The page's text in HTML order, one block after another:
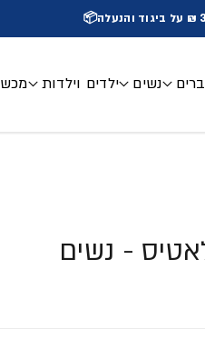
נשים ילדים וילדות
- נשים